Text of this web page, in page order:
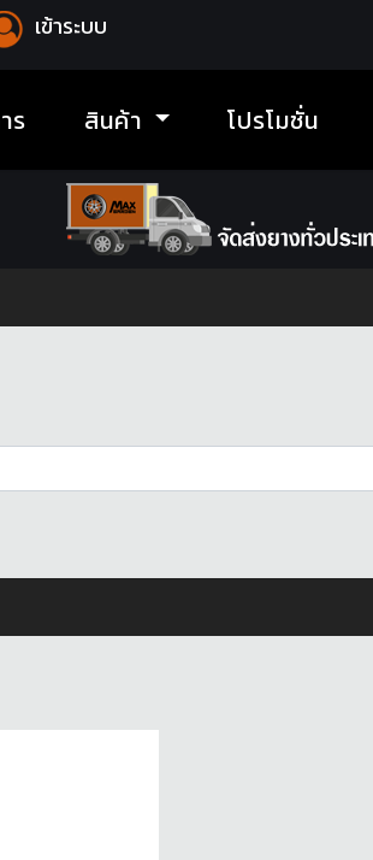
เข้าระบบ
ร สินค้า โปรโมชั่น